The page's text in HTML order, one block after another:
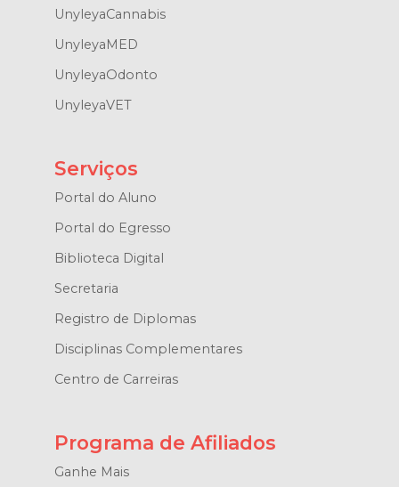
UnyleyaCannabis
UnyleyaMED
UnyleyaOdonto
UnyleyaVET
Serviços
Portal do Aluno
Portal do Egresso
Biblioteca Digital
Secretaria
Registro de Diplomas
Disciplinas Complementares
Centro de Carreiras
Programa de Afiliados
Ganhe Mais